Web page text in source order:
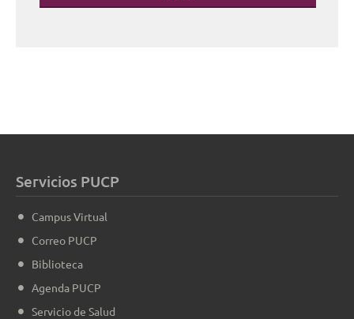
Servicios PUCP
Campus Virtual
Correo PUCP
Biblioteca
Agenda PUCP
Servicio de Salud